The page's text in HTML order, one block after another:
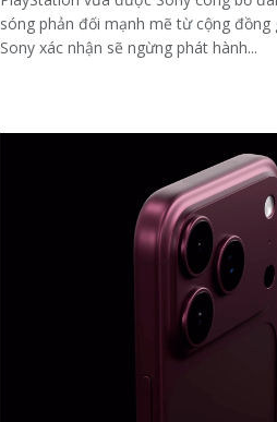
sóng phản đối mạnh mẽ từ cộng đồng
Sony xác nhận sẽ ngừng phát hành...